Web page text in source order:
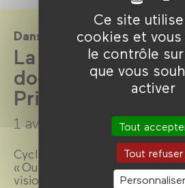
Ce site
cookies et
le contrôle
que vous
activer
Tout
Tout refuser
Personnaliser
Dans le cadre de
La Cinémathèque
documentaire par
Printemps 2025
1 avril → 13 juillet 2025
Cycles « Si la Bulgarie m’était
« Outsiders : rebelles,
visionnaires ».